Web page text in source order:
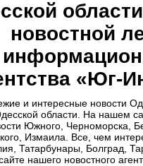
новостной
«Юг-
и интересные новости
области. На нашем
Южного, Черноморска,
Измаила. Все, чем
Татарбунары, Болград,
нашего новостного